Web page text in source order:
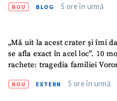
NOU BLOG 5 ore în urmă
„Mă uit la acest crater și îmi
se afla exact în acel loc”. 10
rachete: tragedia familiei
NOU EXTERN 5 ore în urmă
Link media
+ Link media